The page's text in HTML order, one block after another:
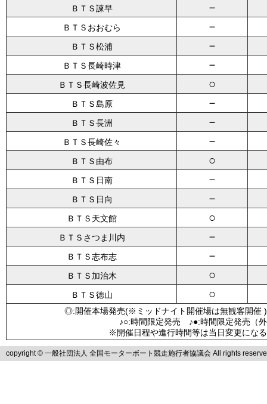
ＢＴＳ諫早 －
ＢＴＳおおむら －
ＢＴＳ松浦 －
ＢＴＳ長崎時津 －
ＢＴＳ長崎波佐見 ○
ＢＴＳ島原 －
ＢＴＳ長洲 －
ＢＴＳ長崎佐々 －
ＢＴＳ由布 ○
ＢＴＳ日南 －
ＢＴＳ日向 －
ＢＴＳ天文館 ○
ＢＴＳさつま川内 －
ＢＴＳ志布志 －
ＢＴＳ加治木 ○
ＢＴＳ徳山 ○
◎:開催本場発売(※ミッドナイト開催場は無観客
♪○:時間限定発売 ♪●:時間限定発売
※開催日程や進行時間等は当日変更にな
copyright © 一般社団法人 全国モーターボート競走施行者協議会 All rights